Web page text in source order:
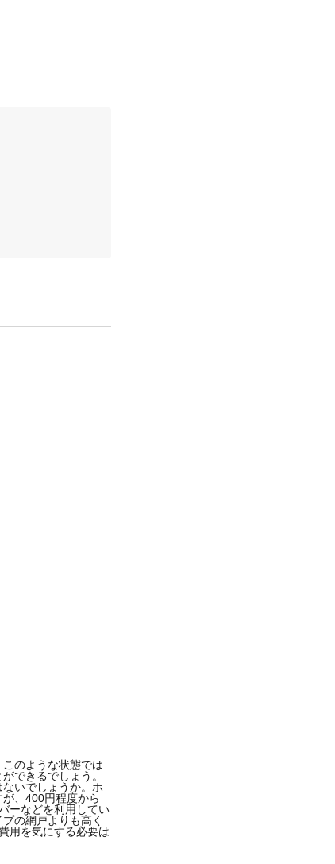
のような状態では
できるでしょう。
いでしょうか。ホ
、400円程度から
ーなどを利用してい
の網戸よりも高く
用を気にする必要は